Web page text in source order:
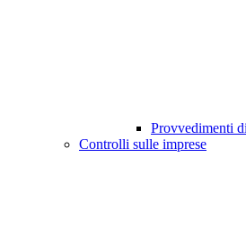
Provvedimenti
Controlli sulle imprese